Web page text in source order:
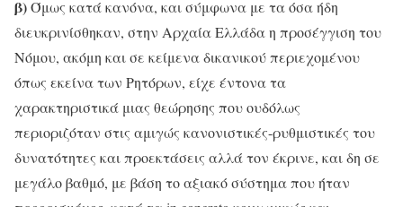
β)Όμως κατά κανόνα, και σύμφωνα με τα όσα ήδη
διευκρινίσθηκαν, στην Αρχαία Ελλάδα η προσέγγιση του
Νόμου, ακόμη και σε κείμενα δικανικού περιεχομένου
όπως εκείνα των Ρητόρων, είχε έντονα τα
χαρακτηριστικά μιας θεώρησης που ουδόλως
περιοριζόταν στις αμιγώς κανονιστικές-ρυθμιστικές του
δυνατότητες και προεκτάσεις αλλά τον έκρινε, και δη σε
μεγάλο βαθμό, με βάση το αξιακό σύστημα που ήταν